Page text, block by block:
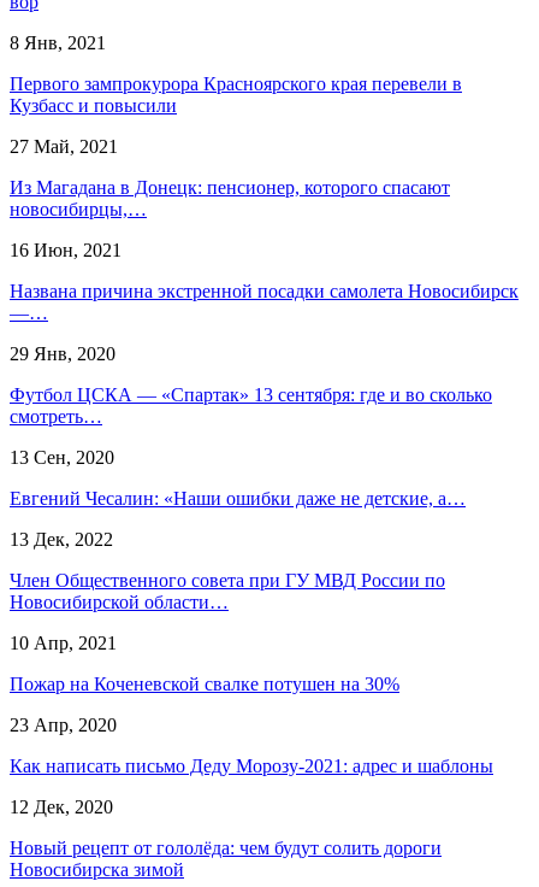
8 Янв, 2021
Первого зампрокурора Красноярского края перевели в
Кузбасс и повысили
27 Май, 2021
Из Магадана в Донецк: пенсионер, которого спасают
новосибирцы,…
16 Июн, 2021
Названа причина экстренной посадки самолета Новосибирск
—…
29 Янв, 2020
Футбол ЦСКА — «Спартак» 13 сентября: где и во сколько
смотреть…
13 Сен, 2020
Евгений Чесалин: «Наши ошибки даже не детские, а…
13 Дек, 2022
Член Общественного совета при ГУ МВД России по
Новосибирской области…
10 Апр, 2021
Пожар на Коченевской свалке потушен на 30%
23 Апр, 2020
Как написать письмо Деду Морозу-2021: адрес и шаблоны
12 Дек, 2020
Новый рецепт от гололёда: чем будут солить дороги
Новосибирска зимой